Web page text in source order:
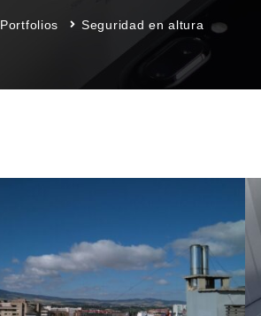
Portfolios Seguridad en altura